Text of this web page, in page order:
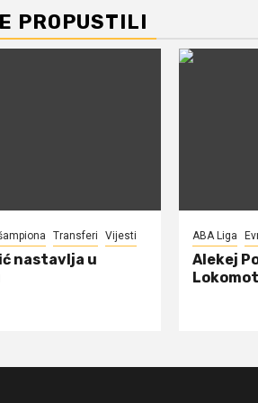
PROPUSTILI
Transferi Vijesti
nastavlja u
ABA Liga
Alekej